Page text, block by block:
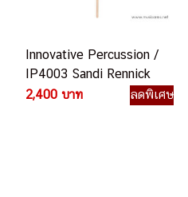
Innovative Percussion /
IP4003 Sandi Rennick
Hard Marimba
2,400 บาท ลดพิเศษ